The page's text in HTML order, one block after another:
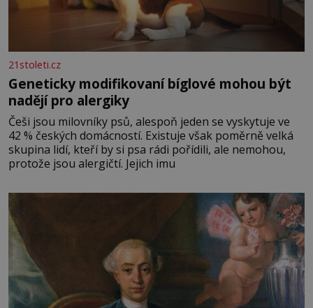
21stoleti.cz
Geneticky modifikovaní bíglové mohou být
nadějí pro alergiky
Češi jsou milovníky psů, alespoň jeden se vyskytuje ve
42 % českých domácností. Existuje však poměrně velká
skupina lidí, kteří by si psa rádi pořídili, ale nemohou,
protože jsou alergičtí. Jejich imu